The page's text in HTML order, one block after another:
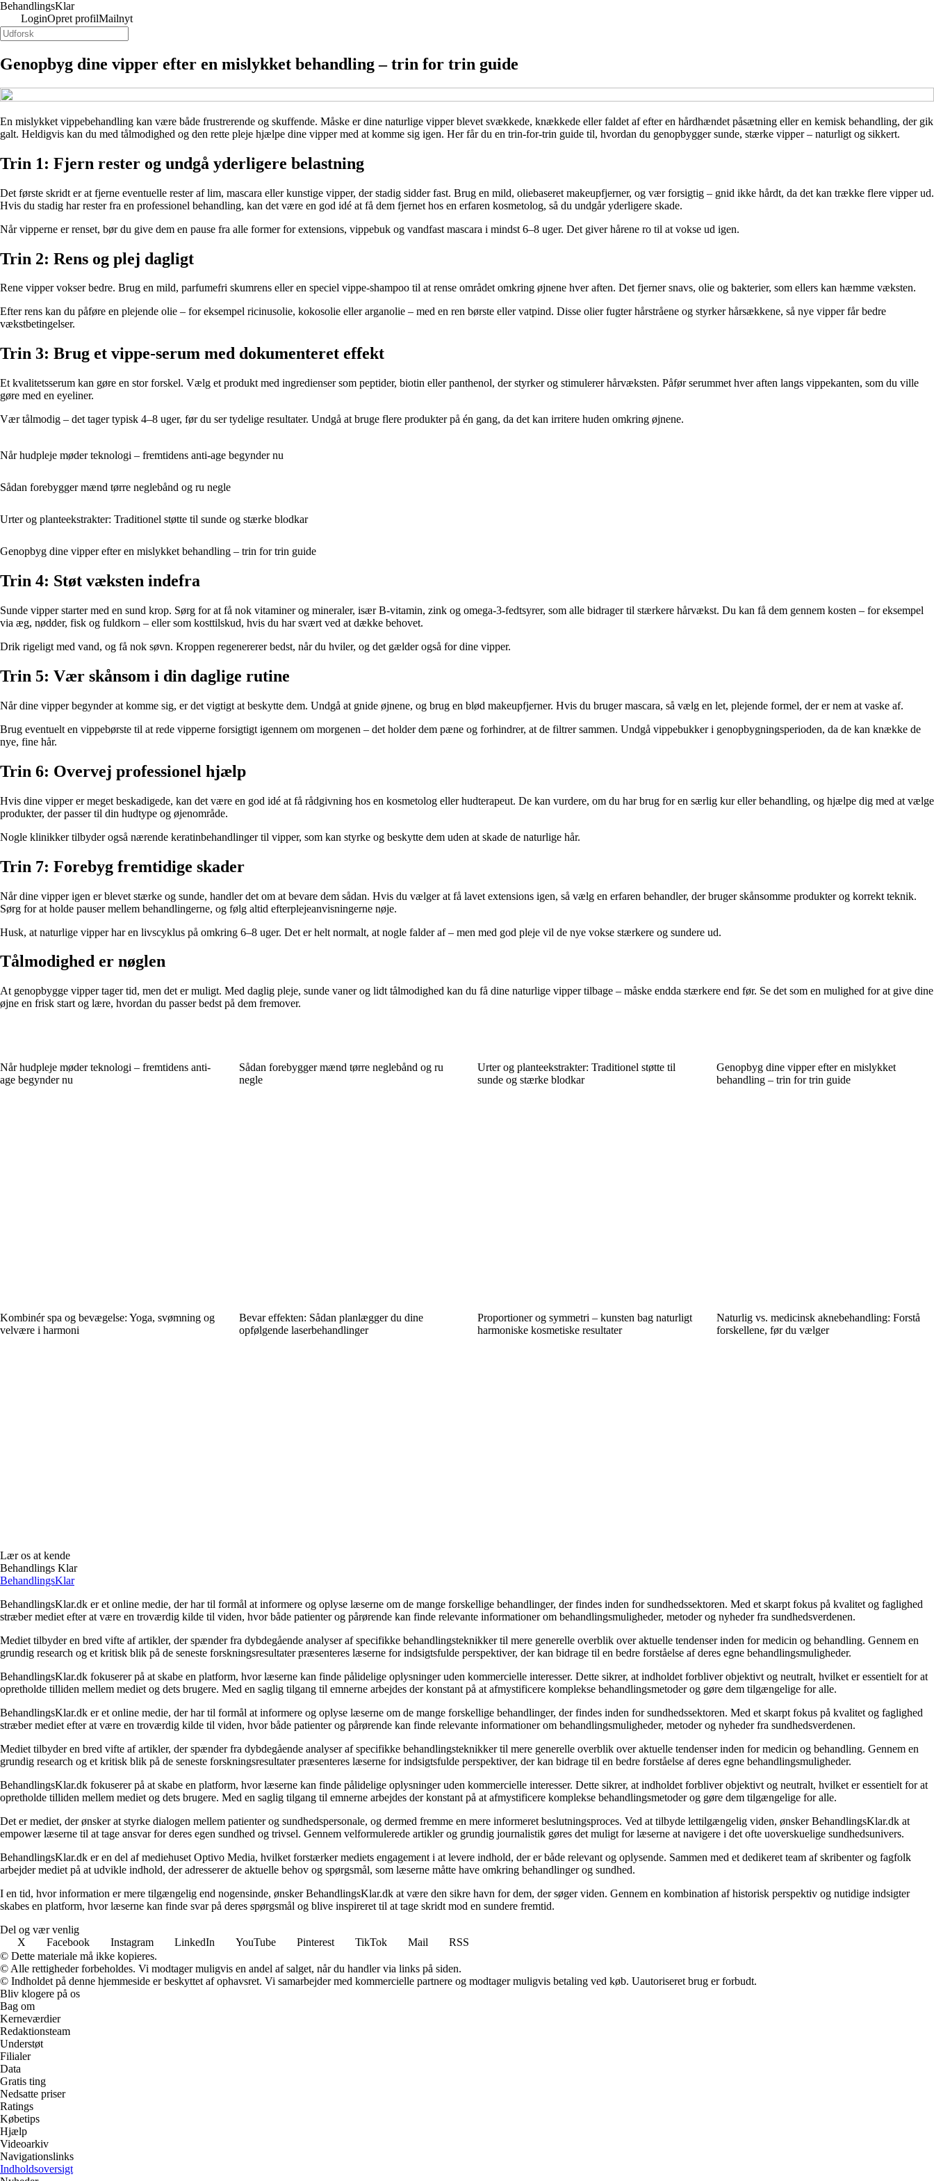
BehandlingsKlar
LoginOpret profilMailnyt
Genopbyg dine vipper efter en mislykket behandling – trin for trin guide
En mislykket vippebehandling kan være både frustrerende og skuffende. Måske er dine naturlige vipper blevet svækkede, knækkede eller faldet af efter en hårdhændet påsætning eller en kemisk behandling, der gik
galt. Heldigvis kan du med tålmodighed og den rette pleje hjælpe dine vipper med at komme sig igen. Her får du en trin-for-trin guide til, hvordan du genopbygger sunde, stærke vipper – naturligt og sikkert.
Trin 1: Fjern rester og undgå yderligere belastning
Det første skridt er at fjerne eventuelle rester af lim, mascara eller kunstige vipper, der stadig sidder fast. Brug en mild, oliebaseret makeupfjerner, og vær forsigtig – gnid ikke hårdt, da det kan trække flere vipper ud.
Hvis du stadig har rester fra en professionel behandling, kan det være en god idé at få dem fjernet hos en erfaren kosmetolog, så du undgår yderligere skade.
Når vipperne er renset, bør du give dem en pause fra alle former for extensions, vippebuk og vandfast mascara i mindst 6–8 uger. Det giver hårene ro til at vokse ud igen.
Trin 2: Rens og plej dagligt
Rene vipper vokser bedre. Brug en mild, parfumefri skumrens eller en speciel vippe-shampoo til at rense området omkring øjnene hver aften. Det fjerner snavs, olie og bakterier, som ellers kan hæmme væksten.
Efter rens kan du påføre en plejende olie – for eksempel ricinusolie, kokosolie eller arganolie – med en ren børste eller vatpind. Disse olier fugter hårstråene og styrker hårsækkene, så nye vipper får bedre
vækstbetingelser.
Trin 3: Brug et vippe-serum med dokumenteret effekt
Et kvalitetsserum kan gøre en stor forskel. Vælg et produkt med ingredienser som peptider, biotin eller panthenol, der styrker og stimulerer hårvæksten. Påfør serummet hver aften langs vippekanten, som du ville
gøre med en eyeliner.
Vær tålmodig – det tager typisk 4–8 uger, før du ser tydelige resultater. Undgå at bruge flere produkter på én gang, da det kan irritere huden omkring øjnene.
Når hudpleje møder teknologi – fremtidens anti-age begynder nu
Sådan forebygger mænd tørre neglebånd og ru negle
Urter og planteekstrakter: Traditionel støtte til sunde og stærke blodkar
Genopbyg dine vipper efter en mislykket behandling – trin for trin guide
Trin 4: Støt væksten indefra
Sunde vipper starter med en sund krop. Sørg for at få nok vitaminer og mineraler, især B-vitamin, zink og omega-3-fedtsyrer, som alle bidrager til stærkere hårvækst. Du kan få dem gennem kosten – for eksempel
via æg, nødder, fisk og fuldkorn – eller som kosttilskud, hvis du har svært ved at dække behovet.
Drik rigeligt med vand, og få nok søvn. Kroppen regenererer bedst, når du hviler, og det gælder også for dine vipper.
Trin 5: Vær skånsom i din daglige rutine
Når dine vipper begynder at komme sig, er det vigtigt at beskytte dem. Undgå at gnide øjnene, og brug en blød makeupfjerner. Hvis du bruger mascara, så vælg en let, plejende formel, der er nem at vaske af.
Brug eventuelt en vippebørste til at rede vipperne forsigtigt igennem om morgenen – det holder dem pæne og forhindrer, at de filtrer sammen. Undgå vippebukker i genopbygningsperioden, da de kan knække de
nye, fine hår.
Trin 6: Overvej professionel hjælp
Hvis dine vipper er meget beskadigede, kan det være en god idé at få rådgivning hos en kosmetolog eller hudterapeut. De kan vurdere, om du har brug for en særlig kur eller behandling, og hjælpe dig med at vælge
produkter, der passer til din hudtype og øjenområde.
Nogle klinikker tilbyder også nærende keratinbehandlinger til vipper, som kan styrke og beskytte dem uden at skade de naturlige hår.
Trin 7: Forebyg fremtidige skader
Når dine vipper igen er blevet stærke og sunde, handler det om at bevare dem sådan. Hvis du vælger at få lavet extensions igen, så vælg en erfaren behandler, der bruger skånsomme produkter og korrekt teknik.
Sørg for at holde pauser mellem behandlingerne, og følg altid efterplejeanvisningerne nøje.
Husk, at naturlige vipper har en livscyklus på omkring 6–8 uger. Det er helt normalt, at nogle falder af – men med god pleje vil de nye vokse stærkere og sundere ud.
Tålmodighed er nøglen
At genopbygge vipper tager tid, men det er muligt. Med daglig pleje, sunde vaner og lidt tålmodighed kan du få dine naturlige vipper tilbage – måske endda stærkere end før. Se det som en mulighed for at give dine
øjne en frisk start og lære, hvordan du passer bedst på dem fremover.
Når hudpleje møder teknologi – fremtidens anti-
age begynder nu
Sådan forebygger mænd tørre neglebånd og ru
negle
Urter og planteekstrakter: Traditionel støtte til
sunde og stærke blodkar
Genopbyg dine vipper efter en mislykket
behandling – trin for trin guide
Kombinér spa og bevægelse: Yoga, svømning og
velvære i harmoni
Bevar effekten: Sådan planlægger du dine
opfølgende laserbehandlinger
Proportioner og symmetri – kunsten bag naturligt
harmoniske kosmetiske resultater
Naturlig vs. medicinsk aknebehandling: Forstå
forskellene, før du vælger
Lær os at kende
Behandlings Klar
BehandlingsKlar
BehandlingsKlar.dk er et online medie, der har til formål at informere og oplyse læserne om de mange forskellige behandlinger, der findes inden for sundhedssektoren. Med et skarpt fokus på kvalitet og faglighed
stræber mediet efter at være en troværdig kilde til viden, hvor både patienter og pårørende kan finde relevante informationer om behandlingsmuligheder, metoder og nyheder fra sundhedsverdenen.
Mediet tilbyder en bred vifte af artikler, der spænder fra dybdegående analyser af specifikke behandlingsteknikker til mere generelle overblik over aktuelle tendenser inden for medicin og behandling. Gennem en
grundig research og et kritisk blik på de seneste forskningsresultater præsenteres læserne for indsigtsfulde perspektiver, der kan bidrage til en bedre forståelse af deres egne behandlingsmuligheder.
BehandlingsKlar.dk fokuserer på at skabe en platform, hvor læserne kan finde pålidelige oplysninger uden kommercielle interesser. Dette sikrer, at indholdet forbliver objektivt og neutralt, hvilket er essentielt for at
opretholde tilliden mellem mediet og dets brugere. Med en saglig tilgang til emnerne arbejdes der konstant på at afmystificere komplekse behandlingsmetoder og gøre dem tilgængelige for alle.
BehandlingsKlar.dk er et online medie, der har til formål at informere og oplyse læserne om de mange forskellige behandlinger, der findes inden for sundhedssektoren. Med et skarpt fokus på kvalitet og faglighed
stræber mediet efter at være en troværdig kilde til viden, hvor både patienter og pårørende kan finde relevante informationer om behandlingsmuligheder, metoder og nyheder fra sundhedsverdenen.
Mediet tilbyder en bred vifte af artikler, der spænder fra dybdegående analyser af specifikke behandlingsteknikker til mere generelle overblik over aktuelle tendenser inden for medicin og behandling. Gennem en
grundig research og et kritisk blik på de seneste forskningsresultater præsenteres læserne for indsigtsfulde perspektiver, der kan bidrage til en bedre forståelse af deres egne behandlingsmuligheder.
BehandlingsKlar.dk fokuserer på at skabe en platform, hvor læserne kan finde pålidelige oplysninger uden kommercielle interesser. Dette sikrer, at indholdet forbliver objektivt og neutralt, hvilket er essentielt for at
opretholde tilliden mellem mediet og dets brugere. Med en saglig tilgang til emnerne arbejdes der konstant på at afmystificere komplekse behandlingsmetoder og gøre dem tilgængelige for alle.
Det er mediet, der ønsker at styrke dialogen mellem patienter og sundhedspersonale, og dermed fremme en mere informeret beslutningsproces. Ved at tilbyde lettilgængelig viden, ønsker BehandlingsKlar.dk at
empower læserne til at tage ansvar for deres egen sundhed og trivsel. Gennem velformulerede artikler og grundig journalistik gøres det muligt for læserne at navigere i det ofte uoverskuelige sundhedsunivers.
BehandlingsKlar.dk er en del af mediehuset Optivo Media, hvilket forstærker mediets engagement i at levere indhold, der er både relevant og oplysende. Sammen med et dedikeret team af skribenter og fagfolk
arbejder mediet på at udvikle indhold, der adresserer de aktuelle behov og spørgsmål, som læserne måtte have omkring behandlinger og sundhed.
I en tid, hvor information er mere tilgængelig end nogensinde, ønsker BehandlingsKlar.dk at være den sikre havn for dem, der søger viden. Gennem en kombination af historisk perspektiv og nutidige indsigter
skabes en platform, hvor læserne kan finde svar på deres spørgsmål og blive inspireret til at tage skridt mod en sundere fremtid.
Del og vær venlig
X
Facebook Instagram LinkedIn YouTube Pinterest TikTok Mail
RSS
© Dette materiale må ikke kopieres.
© Alle rettigheder forbeholdes. Vi modtager muligvis en andel af salget, når du handler via links på siden.
© Indholdet på denne hjemmeside er beskyttet af ophavsret. Vi samarbejder med kommercielle partnere og modtager muligvis betaling ved køb. Uautoriseret brug er forbudt.
Bliv klogere på os
Bag om
Kerneværdier
Redaktionsteam
Understøt
Filialer
Data
Gratis ting
Nedsatte priser
Ratings
Købetips
Hjælp
Videoarkiv
Navigationslinks
Indholdsoversigt